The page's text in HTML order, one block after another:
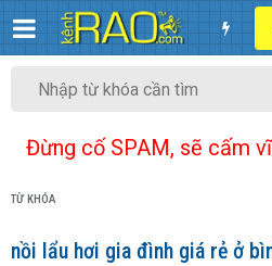
Đừng cố SPAM, sẽ cấm
TỪ KHÓA
nồi lẩu hơi gia đình giá rẻ ở